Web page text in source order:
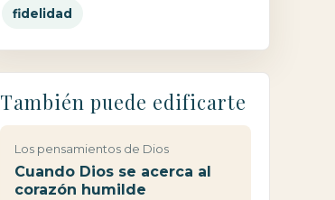
fidelidad
También puede edificarte
Los pensamientos de Dios
Cuando Dios se acerca al
corazón humilde